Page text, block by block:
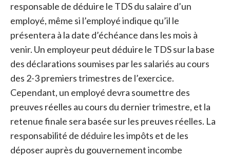
responsable de déduire le TDS du salaire d’un
employé, même si l’employé indique qu’il le
présentera à la date d’échéance dans les mois à
venir. Un employeur peut déduire le TDS sur la base
des déclarations soumises par les salariés au cours
des 2-3 premiers trimestres de l’exercice.
Cependant, un employé devra soumettre des
preuves réelles au cours du dernier trimestre, et la
retenue finale sera basée sur les preuves réelles. La
responsabilité de déduire les impôts et de les
déposer auprès du gouvernement incombe